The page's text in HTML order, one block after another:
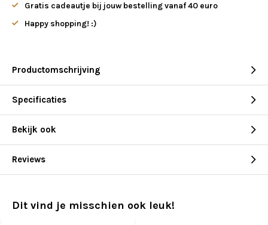
Gratis cadeautje bij jouw bestelling vanaf 40 euro
Happy shopping! :)
Productomschrijving
Specificaties
Bekijk ook
Reviews
Dit vind je misschien ook leuk!